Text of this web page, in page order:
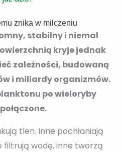
znika w milczeniu
stabilny i niemal
kryje jednak
zależności, budowaną
i miliardy organizmów.
po wieloryby
tlen. Inne pochłaniają
filtrują wodę, inne tworzą